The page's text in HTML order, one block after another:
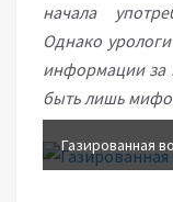
начала
Однако
информации за
быть лишь
Газированная